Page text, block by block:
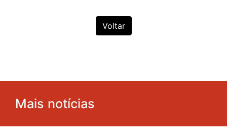
Voltar
Mais notícias